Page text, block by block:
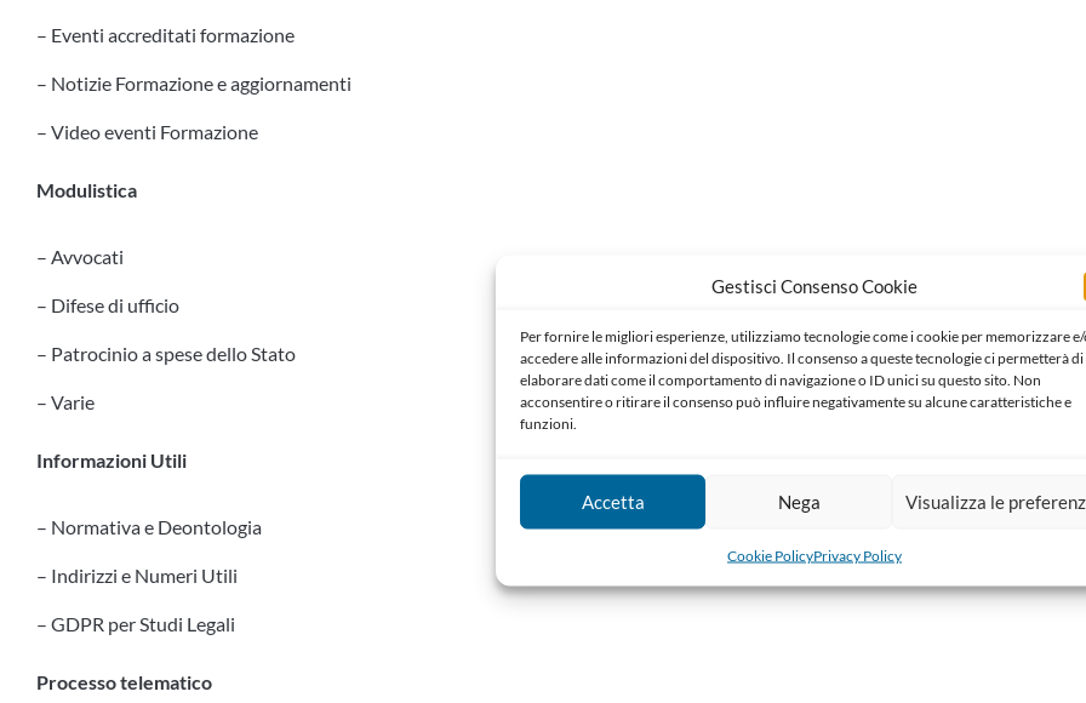
Gestisci Consenso Cookie
Per fornire le migliori esperienze, utilizziamo tecnologie come i cookie per memorizzare
accedere alle informazioni del dispositivo. Il consenso a queste tecnologie ci permetterà di
elaborare dati come il comportamento di navigazione o ID unici su questo sito. Non
acconsentire o ritirare il consenso può influire negativamente su alcune caratteristiche e
funzioni.
Accetta Nega Visualizza le
Cookie PolicyPrivacy Policy
– Eventi accreditati formazione
– Notizie Formazione e aggiornamenti
– Video eventi Formazione
Modulistica
– Avvocati
– Difese di ufficio
– Patrocinio a spese dello Stato
– Varie
Informazioni Utili
– Normativa e Deontologia
– Indirizzi e Numeri Utili
– GDPR per Studi Legali
Processo telematico